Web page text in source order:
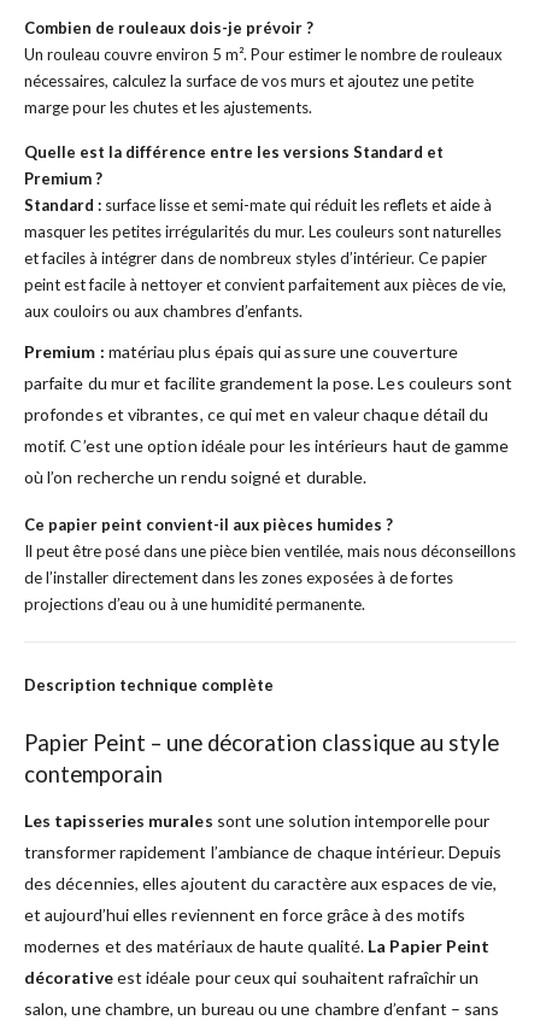
Combien de rouleaux dois-je prévoir ?
Un rouleau couvre environ 5 m². Pour estimer le nombre de rouleaux
nécessaires, calculez la surface de vos murs et ajoutez une petite
marge pour les chutes et les ajustements.
Quelle est la différence entre les versions Standard et
Premium ?
Standard : surface lisse et semi-mate qui réduit les reflets et aide à
masquer les petites irrégularités du mur. Les couleurs sont naturelles
et faciles à intégrer dans de nombreux styles d’intérieur. Ce papier
peint est facile à nettoyer et convient parfaitement aux pièces de vie,
aux couloirs ou aux chambres d’enfants.
Premium : matériau plus épais qui assure une couverture
parfaite du mur et facilite grandement la pose. Les couleurs sont
profondes et vibrantes, ce qui met en valeur chaque détail du
motif. C’est une option idéale pour les intérieurs haut de gamme
où l’on recherche un rendu soigné et durable.
Ce papier peint convient-il aux pièces humides ?
Il peut être posé dans une pièce bien ventilée, mais nous déconseillons
de l’installer directement dans les zones exposées à de fortes
projections d’eau ou à une humidité permanente.
Description technique complète
Papier Peint – une décoration classique au style
contemporain
Les tapisseries murales sont une solution intemporelle pour
transformer rapidement l’ambiance de chaque intérieur. Depuis
des décennies, elles ajoutent du caractère aux espaces de vie,
et aujourd’hui elles reviennent en force grâce à des motifs
modernes et des matériaux de haute qualité. La Papier Peint
décorativeest idéale pour ceux qui souhaitent rafraîchir un
salon, une chambre, un bureau ou une chambre d’enfant – sans